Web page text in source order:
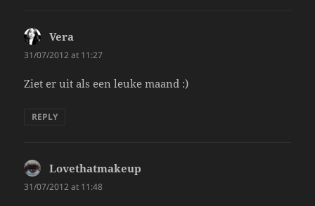
Vera
31/07/2012 at 11:27
Ziet er uit als een leuke maand :)
REPLY
Lovethatmakeup
31/07/2012 at 11:48